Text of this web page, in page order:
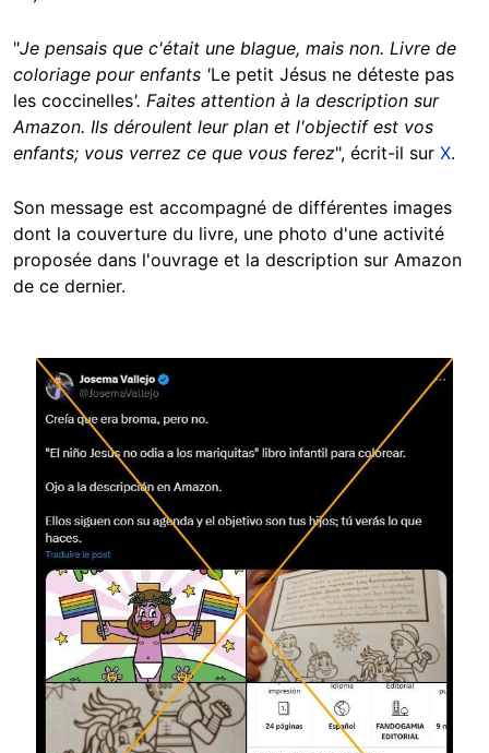
"Je pensais que c'était une blague, mais non. Livre de
coloriage pour enfants 'Le petit Jésus ne déteste pas
les coccinelles'. Faites attention à la description sur
Amazon. Ils déroulent leur plan et l'objectif est vos
enfants; vous verrez ce que vous ferez", écrit-il sur X.
Son message est accompagné de différentes images
dont la couverture du livre, une photo d'une activité
proposée dans l'ouvrage et la description sur Amazon
de ce dernier.
Image